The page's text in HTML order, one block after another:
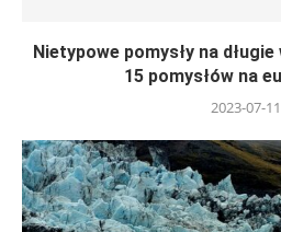
Nietypowe pomysły na
15 pomysłów na
2023-07-11